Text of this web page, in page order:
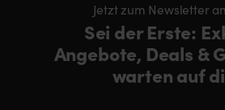
Jetzt zum Newsletter
Sei der Erste:
Angebote, Deals &
warten auf